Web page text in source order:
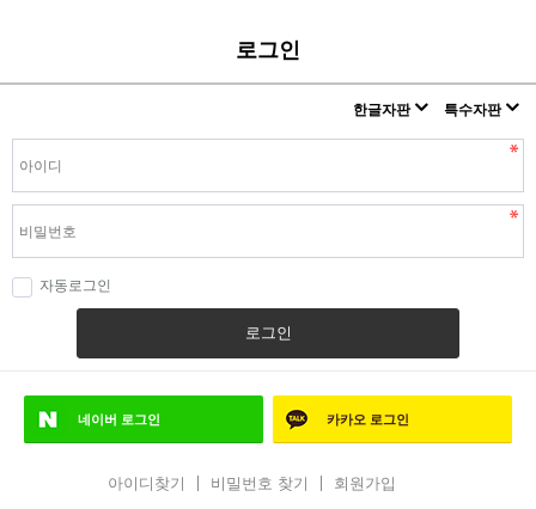
로그인
한글자판 특수자판
자동로그인
로그인
네이버 로그인 카카오 로그인
아이디찾기 비밀번호 찾기 회원가입